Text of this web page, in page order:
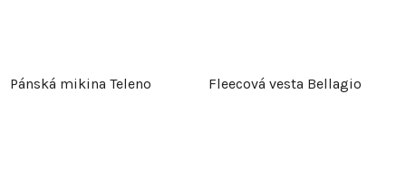
Pánská mikina Teleno Fleecová vesta Bellagio